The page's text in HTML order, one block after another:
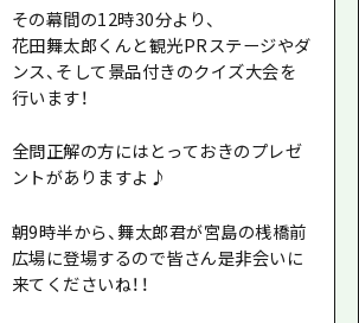
その幕間の12時30分より、
花田舞太郎くんと観光PRステージやダ
ンス、そして景品付きのクイズ大会を
行います！
全問正解の方にはとっておきのプレゼ
ントがありますよ♪
朝9時半から、舞太郎君が宮島の桟橋前
広場に登場するので皆さん是非会いに
来てくださいね！！